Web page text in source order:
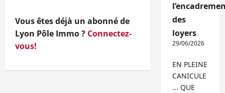
Vous êtes déjà un abonné de
Lyon Pôle Immo ? Connectez-
vous!
des
loyers
29/06/2026
EN PLEINE
CANICULE
... QUE